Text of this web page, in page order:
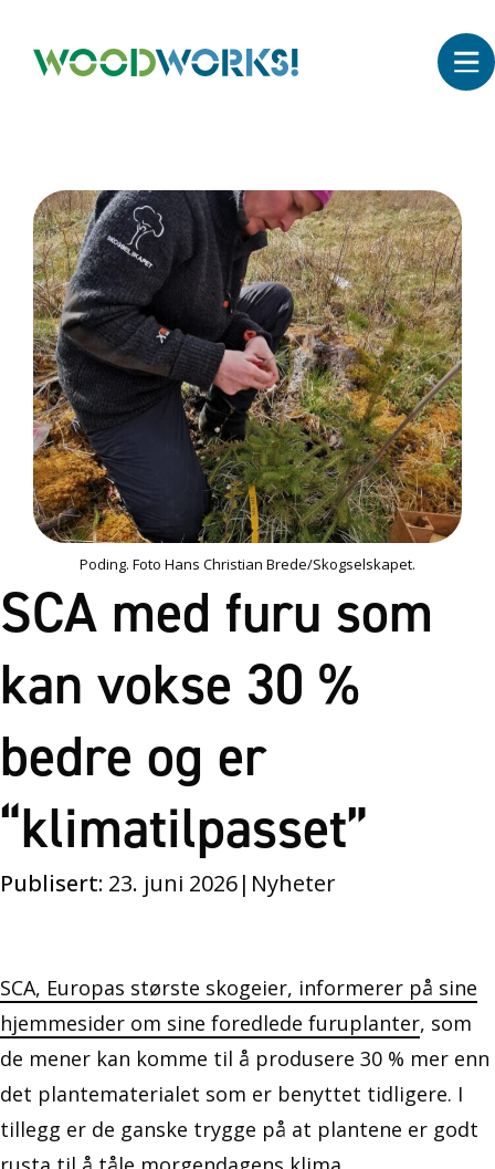
SCA med furu som
kan vokse 30 %
bedre og er
“klimatilpasset”
Publisert: 23. juni 2026| Nyheter
Poding. Foto Hans Christian Brede/Skogselskapet.
SCA, Europas største skogeier, informerer på sine
hjemmesider om sine foredlede furuplanter, som
de mener kan komme til å produsere 30 % mer enn
det plantematerialet som er benyttet tidligere. I
tillegg er de ganske trygge på at plantene er godt